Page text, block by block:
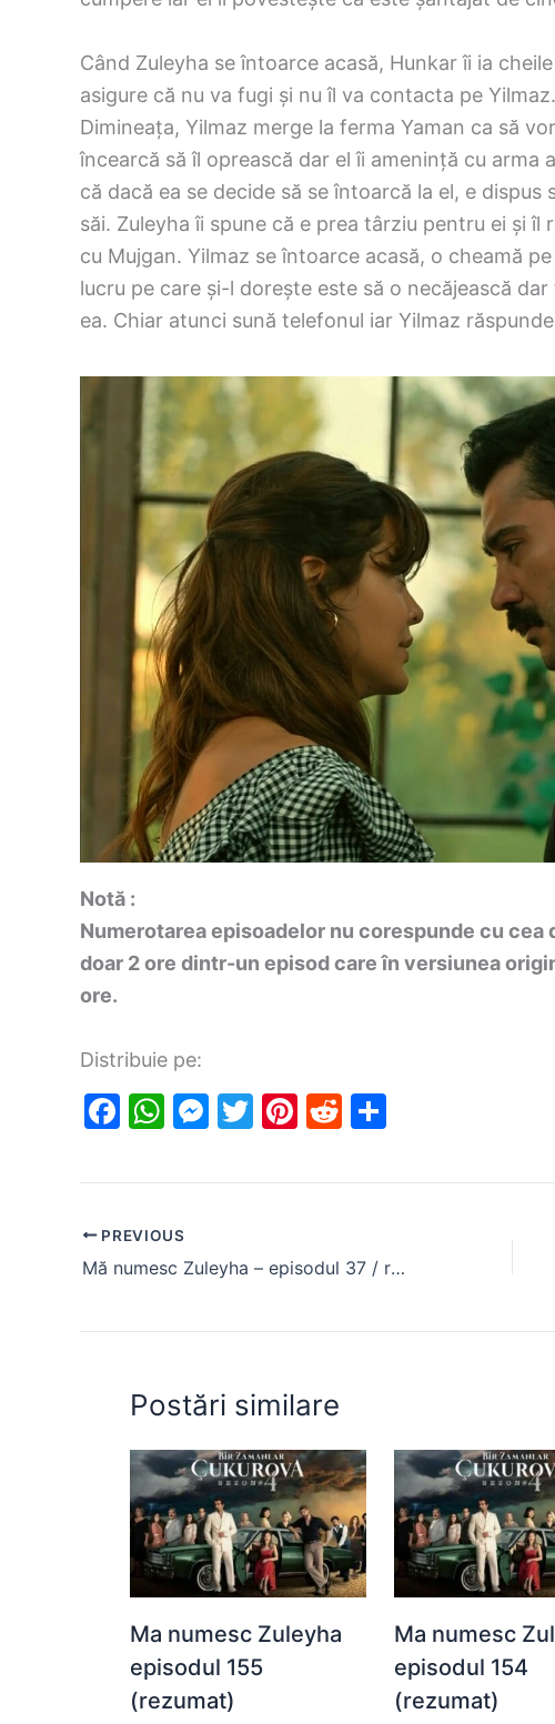
Când Zuleyha se întoarce acasă, Hunkar îi ia
asigure că nu va fugi și nu îl va contacta pe Yilmaz.
Dimineața, Yilmaz merge la ferma Yaman ca să
încearcă să îl oprească dar el îi amenință cu arma
că dacă ea se decide să se întoarcă la el, e dispus
săi. Zuleyha îi spune că e prea târziu pentru ei și
cu Mujgan. Yilmaz se întoarce acasă, o cheamă
lucru pe care și-l dorește este să o necăjească
ea. Chiar atunci sună telefonul iar Yilmaz
Notă :
Numerotarea episoadelor nu corespunde cu cea
doar 2 ore dintr-un episod care în versiunea
ore.
Distribuie pe:
F
c
b
o
o
W
at
A
p
p
M
s
e
n
g
T
itt
Pi
er
st
R
d
t
ar
PREVIOUS
Mă numesc Zuleyha – episodul 37 / rezumat
Postări similare
Ma numesc Zuleyha
episodul 155
(rezumat)
Ma numesc
episodul 154
(rezumat)